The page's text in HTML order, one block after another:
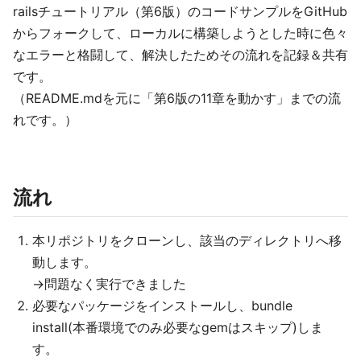
railsチュートリアル（第6版）のコードサンプルをGitHub
からフォークして、ローカルに構築しようとした時に色々
なエラーと格闘して、解決したためその流れを記録＆共有
です。
（README.mdを元に「第6版の11章を動かす」までの流
れです。）
流れ
本リポジトリをクローンし、該当のディレクトリへ移
動します。
→問題なく実行できました
必要なパッケージをインストールし、bundle
install(本番環境でのみ必要なgemはスキップ)しま
す。